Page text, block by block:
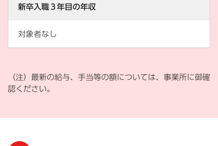
新卒入職３年目の年収
対象者なし
（注）最新の給与、手当等の額については、事業所に御確
認ください。